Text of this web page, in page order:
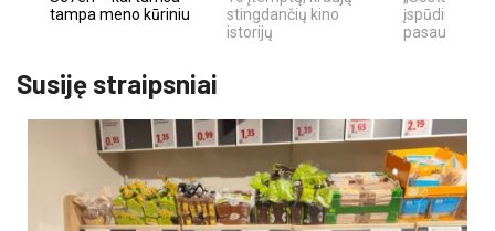
tampa meno kūriniu
stingdančių kino
istorijų
įspūdingas
pasaulio
Susiję straipsniai